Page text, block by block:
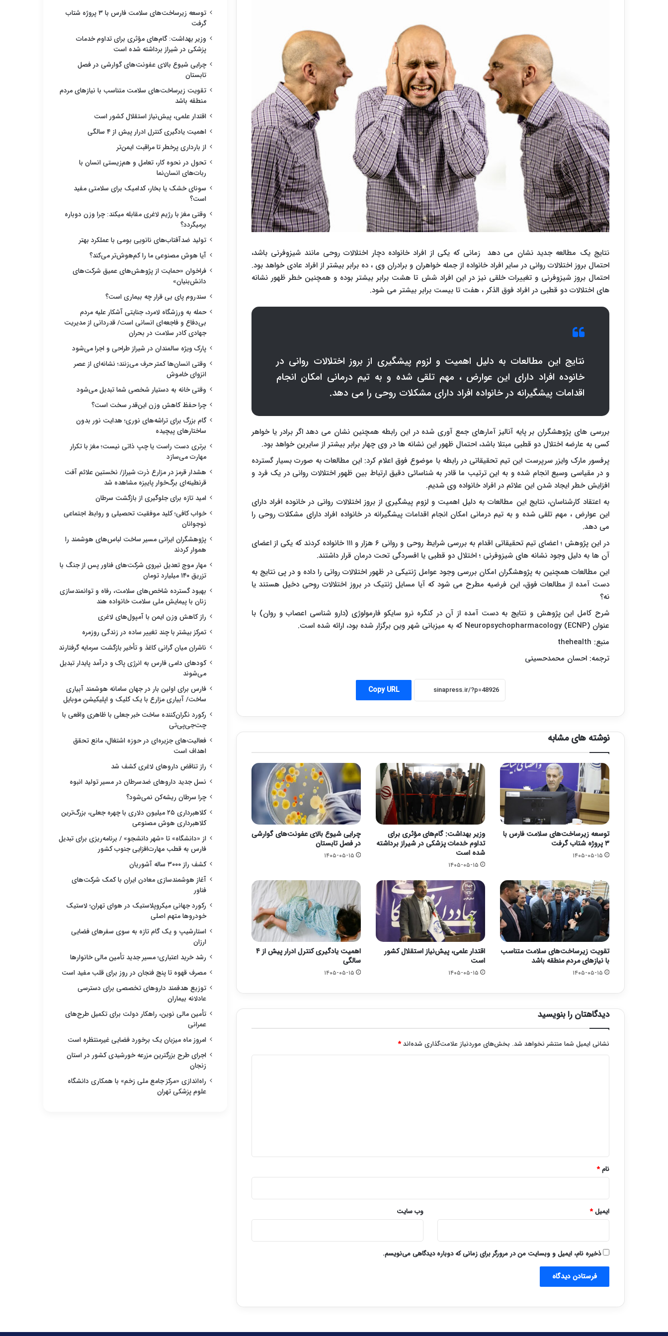
نتایج یک مطالعه جدید نشان می دهد زمانی که یکی از افراد خانواده دچار اختلالات روحی مانند شیزوفرنی باشد،
احتمال بروز اختلالات روانی در سایر افراد خانواده از جمله خواهران و برادران وی ، ده برابر بیشتر از افراد عادی خواهد بود.
احتمال بروز شیزوفرنی و تغییرات خلقی نیز در این افراد شش تا هشت برابر بیشتر بوده و همچنین خطر ظهور نشانه
های اختلالات دو قطبی در افراد فوق الذکر ، هفت تا بیست برابر بیشتر می شود.
نتایج این مطالعات به دلیل اهمیت و لزوم پیشگیری از بروز اختلالات روانی در
خانوده افراد دارای این عوارض ، مهم تلقی شده و به تیم درمانی امکان انجام
اقدامات پیشگیرانه در خانواده افراد دارای مشکلات روحی را می دهد.
بررسی های پژوهشگران بر پایه آنالیز آمارهای جمع آوری شده در این رابطه همچنین نشان می دهد اگر برادر یا خواهر
کسی به عارضه اختلال دو قطبی مبتلا باشد، احتمال ظهور این نشانه ها در وی چهار برابر بیشتر از سایرین خواهد بود.
پرفسور مارک وایزر سرپرست این تیم تحقیقاتی در رابطه با موضوع فوق اعلام کرد: این مطالعات به صورت بسیار گسترده
و در مقیاسی وسیع انجام شده و به این ترتیب ما قادر به شناسائی دقیق ارتباط بین ظهور اختلالات روانی در یک فرد و
افزایش خطر ایجاد شدن این علائم در افراد خانواده وی شدیم.
به اعتقاد کارشناسان، نتایج این مطالعات به دلیل اهمیت و لزوم پیشگیری از بروز اختلالات روانی در خانوده افراد دارای
این عوارض ، مهم تلقی شده و به تیم درمانی امکان انجام اقدامات پیشگیرانه در خانواده افراد دارای مشکلات روحی را
می دهد.
در این پژوهش ؛ اعضای تیم تحقیقاتی اقدام به بررسی شرایط روحی و روانی ۶ هزار و ۱۱۱ خانواده کردند که یکی از اعضای
آن ها به دلیل وجود نشانه های شیزوفرنی ؛ اختلال دو قطبی یا افسردگی تحت درمان قرار داشتند.
این مطالعات همچنین به پژوهشگران امکان بررسی وجود عوامل ژنتیکی در ظهور اختلالات روانی را داده و در پی نتایج به
دست آمده از مطالعات فوق، این فرضیه مطرح می شود که آیا مسایل ژنتیک در بروز اختلالات روحی دخیل هستند یا
نه؟
شرح کامل این پژوهش و نتایج به دست آمده از آن در کنگره نرو سایکو فارمولوژی (دارو شناسی اعصاب و روان) با
عنوان Neuropsychopharmacology (ECNP) که به میزبانی شهر وین برگزار شده بود، ارائه شده است.
منبع: thehealth
ترجمه: احسان محمدحسینی
Copy URL
نوشته های مشابه
توسعه زیرساخت‌های سلامت فارس با
۳ پروژه شتاب گرفت
۱۴۰۵-۰۵-۱۵
وزیر بهداشت: گام‌های مؤثری برای
تداوم خدمات پزشکی در شیراز برداشته
شده است
۱۴۰۵-۰۵-۱۵
چرایی شیوع بالای عفونت‌های گوارشی
در فصل تابستان
۱۴۰۵-۰۵-۱۵
تقویت زیرساخت‌های سلامت متناسب
با نیازهای مردم منطقه باشد
۱۴۰۵-۰۵-۱۵
اقتدار علمی، پیش‌نیاز استقلال کشور
است
۱۴۰۵-۰۵-۱۵
اهمیت یادگیری کنترل ادرار پیش از ۴
سالگی
۱۴۰۵-۰۵-۱۵
دیدگاهتان را بنویسید
نشانی ایمیل شما منتشر نخواهد شد. بخش‌های موردنیاز علامت‌گذاری شده‌اند*
نام*
ایمیل* وب‌ سایت
ذخیره نام، ایمیل و وبسایت من در مرورگر برای زمانی که دوباره دیدگاهی می‌نویسم.
توسعه زیرساخت‌های سلامت فارس با ۳ پروژه شتاب
گرفت
وزیر بهداشت: گام‌های مؤثری برای تداوم خدمات
پزشکی در شیراز برداشته شده است
چرایی شیوع بالای عفونت‌های گوارشی در فصل
تابستان
تقویت زیرساخت‌های سلامت متناسب با نیازهای مردم
منطقه باشد
اقتدار علمی، پیش‌نیاز استقلال کشور است
اهمیت یادگیری کنترل ادرار پیش از ۴ سالگی
از بارداری پرخطر تا مراقبت ایمن‌تر
تحول در نحوه کار، تعامل و هم‌زیستی انسان با
ربات‌های انسان‌نما
سونای خشک یا بخار، کدامیک برای سلامتی مفید
است؟
وقتی مغز با رژیم لاغری مقابله میکند: چرا وزن دوباره
برمیگردد؟
تولید ضدآفتاب‌های نانویی بومی با عملکرد بهتر
آیا هوش مصنوعی ما را کم‌هوش‌تر می‌کند؟
فراخوان «حمایت از پژوهش‌های عمیق شرکت‌های
دانش‌بنیان»
سندروم پای بی قرار چه بیماری است؟
حمله به ورزشگاه لامرد، جنایتی آشکار علیه مردم
بی‌دفاع و فاجعه‌ای انسانی است/ قدردانی از مدیریت
جهادی کادر سلامت در بحران
پارک ویژه سالمندان در شیراز طراحی و اجرا می‌شود
وقتی انسان‌ها کمتر حرف می‌زنند؛ نشانه‌ای از عصر
انزوای خاموش
وقتی خانه به دستیار شخصی شما تبدیل می‌شود
چرا حفظ کاهش وزن این‌قدر سخت است؟
گام بزرگ برای تراشه‌های نوری؛ هدایت نور بدون
ساختارهای پیچیده
برتری دست راست یا چپ ذاتی نیست؛ مغز با تکرار
مهارت می‌سازد
هشدار قرمز در مزارع ذرت شیراز/ نخستین علائم آفت
قرنطینه‌ای برگ‌خوار پاییزه مشاهده شد
امید تازه برای جلوگیری از بازگشت سرطان
خواب کافی؛ کلید موفقیت تحصیلی و روابط اجتماعی
نوجوانان
پژوهشگران ایرانی مسیر ساخت لباس‌های هوشمند را
هموار کردند
مهار موج تعدیل نیروی شرکت‌های فناور پس از جنگ با
تزریق ۱۴۰ میلیارد تومان
بهبود گسترده شاخص‌های سلامت، رفاه و توانمندسازی
زنان با پیمایش ملی سلامت خانواده هند
راز کاهش وزن ایمن با آمپول‌های لاغری
تمرکز بیشتر با چند تغییر ساده در زندگی روزمره
ناشران میان گرانی کاغذ و تأخیر بازگشت سرمایه گرفتارند
کودهای دامی فارس به انرژی پاک و درآمد پایدار تبدیل
می‌شوند
فارس برای اولین بار در جهان سامانه هوشمند آبیاری
ساخت/ آبیاری مزارع با یک کلیک و اپلیکیشن موبایل
رکورد نگران‌کننده ساخت خبر جعلی با ظاهری واقعی با
چت‌جی‌پی‌تی
فعالیت‌های جزیره‌ای در حوزه اشتغال، مانع تحقق
اهداف است
راز تناقض داروهای لاغری کشف شد
نسل جدید داروهای ضدسرطان در مسیر تولید انبوه
چرا سرطان ریشه‌کن نمی‌شود؟
کلاهبرداری ۲۵ میلیون دلاری با چهره جعلی، بزرگ‌ترین
کلاهبرداری هوش مصنوعی
از «دانشگاه» تا «شهر دانشجو» / برنامه‌ریزی برای تبدیل
فارس به قطب مهارت‌افزایی جنوب کشور
کشف راز ۳۰۰۰ ساله آشوریان
آغاز هوشمندسازی معادن ایران با کمک شرکت‌های
فناور
رکورد جهانی میکروپلاستیک در هوای تهران؛ لاستیک
خودروها متهم اصلی
استارشیپ و یک گام تازه به سوی سفرهای فضایی
ارزان
رشد خرید اعتباری؛ مسیر جدید تأمین مالی خانوارها
مصرف قهوه تا پنج فنجان در روز برای قلب مفید است
توزیع هدفمند داروهای تخصصی برای دسترسی
عادلانه بیماران
تأمین مالی نوین، راهکار دولت برای تکمیل طرح‌های
عمرانی
امروز ماه میزبان یک برخورد فضایی غیرمنتظره است
اجرای طرح بزرگترین مزرعه خورشیدی کشور در استان
زنجان
راه‌اندازی «مرکز جامع ملی زخم» با همکاری دانشگاه
علوم پزشکی تهران